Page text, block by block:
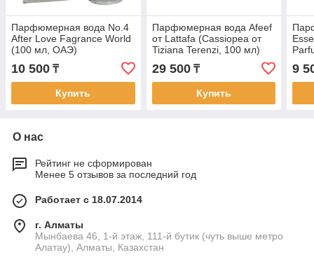
Парфюмерная вода No.4
After Love Fagrance World
(100 мл, ОАЭ)
10 500 ₸
Купить
Парфюмерная вода Afeef
от Lattafa (Cassiopea от
Tiziana Terenzi, 100 мл)
29 500₸
Купить
9
О нас
Рейтинг не сформирован
Менее 5 отзывов за последний год
Работает с 18.07.2014
г. Алматы
Мынбаева 46, 1-й этаж, 111-й бутик (чуть выше метро
Алатау), Алматы, Казахстан